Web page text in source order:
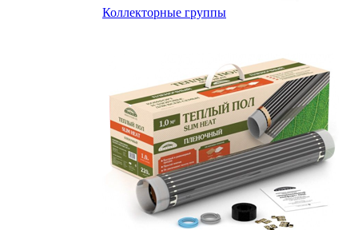
Коллекторные группы